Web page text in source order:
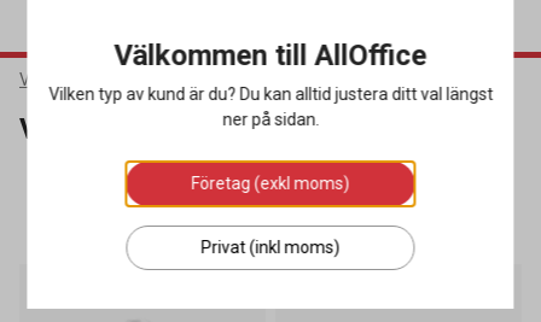
Varumärken
Vanish
SORTERA
2 produkter
Välkommen till AllOffice
Vilken typ av kund är du? Du kan alltid justera ditt val längst
ner på sidan.
Företag (exkl moms)
Privat (inkl moms)